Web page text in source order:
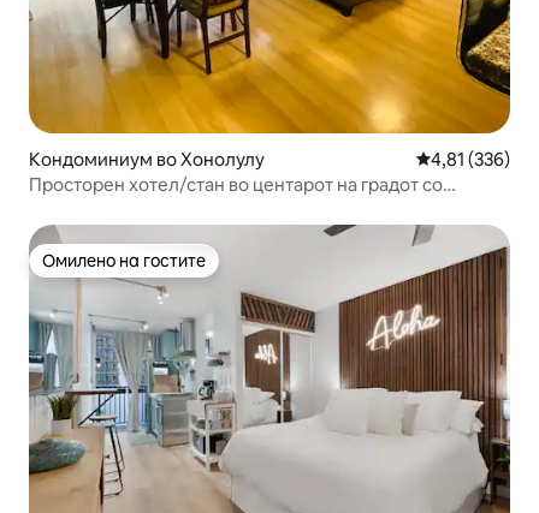
Кондоминиум во Хонолулу Просечна
4,81 (336)
Просторен хотел/стан во центарот на градот со
Омилено на гостите
Омилено на гостите